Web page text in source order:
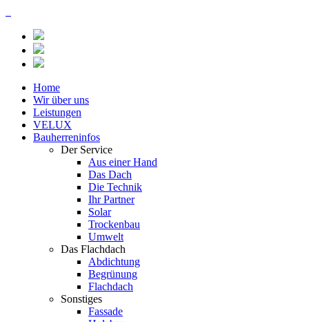
Home
Wir über uns
Leistungen
VELUX
Bauherreninfos
Der Service
Aus einer Hand
Das Dach
Die Technik
Ihr Partner
Solar
Trockenbau
Umwelt
Das Flachdach
Abdichtung
Begrünung
Flachdach
Sonstiges
Fassade